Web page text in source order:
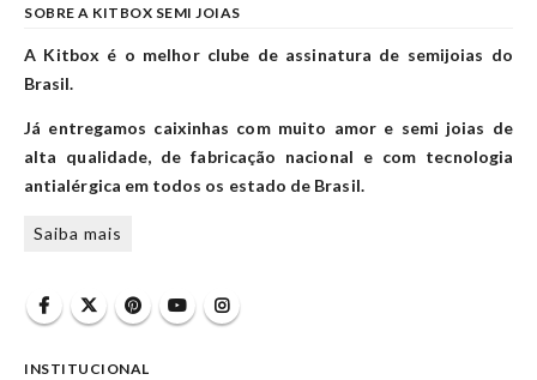
SOBRE A KITBOX SEMI JOIAS
A Kitbox é o melhor clube de assinatura de semijoias do
Brasil.
Já entregamos caixinhas com muito amor e semi joias de
alta qualidade, de fabricação nacional e com tecnologia
antialérgica em todos os estado de Brasil.
Saiba mais
INSTITUCIONAL